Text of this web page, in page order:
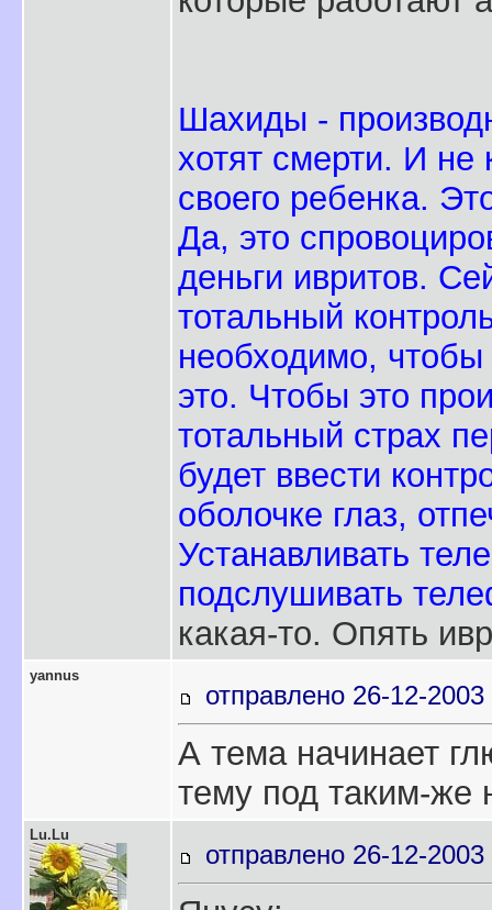
Шахиды -
хотят смерти. И
своего ребенка.
Да, это
деньги ивритов.
тотальный
необходимо,
это. Чтобы это
тотальный страх
будет ввести
оболочке глаз,
Устанавливать
подслушивать
какая-то. Опять
yannus
отправлено 26-12-
А тема начинает
тему под таким-же
Lu.Lu
отправлено 26-12-